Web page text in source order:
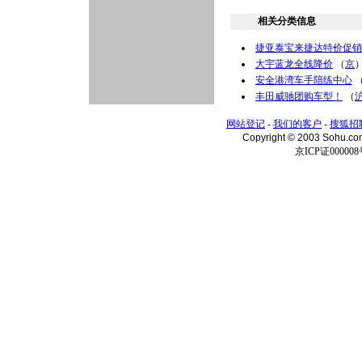
相关分类信息
捷亚泰宝来捷达特价促销
大宇蓝龙全线降价 （京
安全港湾车手陪练中心
丰田威驰团购车型！
（
网站登记 - 我们的客户 - 搜狐招
Copyright © 2003
京ICP证